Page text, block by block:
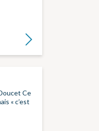
Lire la suite
Ce
« c’est